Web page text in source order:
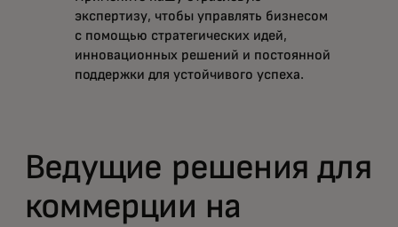
экспертизу, чтобы управлять бизнесом
с помощью стратегических идей,
инновационных решений и постоянной
поддержки для устойчивого успеха.
Ведущие решения для
коммерции на